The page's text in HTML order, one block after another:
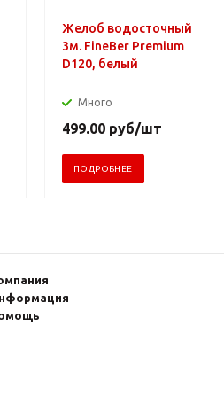
Желоб водосточный
3м. FineBer Premium
D120, белый
Много
499.00 руб/шт
ПОДРОБНЕЕ